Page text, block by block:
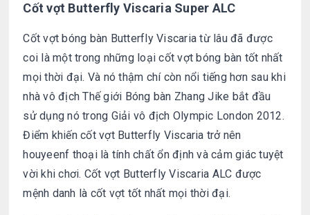
Cốt vợt Butterfly Viscaria Super ALC
Cốt vợt bóng bàn Butterfly Viscaria từ lâu đã được
coi là một trong những loại cốt vợt bóng bàn tốt nhất
mọi thời đại. Và nó thậm chí còn nổi tiếng hơn sau khi
nhà vô địch Thế giới Bóng bàn Zhang Jike bắt đầu
sử dụng nó trong Giải vô địch Olympic London 2012.
Điểm khiến cốt vợt Butterfly Viscaria trở nên
houyeenf thoại là tính chất ổn định và cảm giác tuyệt
vời khi chơi. Cốt vợt Butterfly Viscaria ALC được
mệnh danh là cốt vợt tốt nhất mọi thời đại.